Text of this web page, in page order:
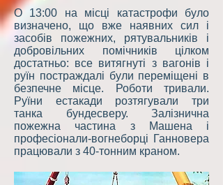
О 13:00 на місці катастрофи було
визначено, що вже наявних сил і
засобів пожежних, рятувальників і
добровільних помічників цілком
достатньо: все витягнуті з вагонів і
руїн постраждалі були переміщені в
безпечне місце. Роботи тривали.
Руїни естакади розтягували три
танка бундесверу. Залізнична
пожежна частина з Машена і
професіонали-вогнеборці Ганновера
працювали з 40-тонним краном.